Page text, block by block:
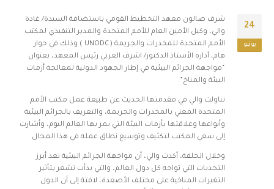
24
يونيو
شرف صالون معهد التخطيط القومي باستضافة السيدة/ غادة
والي، وكيل الأمين العام للأمم المتحدة والمدير التنفيذي لمكتب
الأمم المتحدة للمخدرات والجريمة (UNODC ) وذلك في حوار
هام، أداره الأستاذ الدكتور/ اشرف العربي رئيس المعهد، بعنوان
“مواجهة الجرائم البيئية في إطار الجهود الدولية لمعالجة أزمات
البيئة والمناخ”.
تناولت والي في مقدمتها الحديث عن طبيعة عمل مكتب الأمم
المتحدة المعني بالمخدرات والجريمة، والتعريف بالجرائم البيئية
وأنواعها وعلاقتها بأزمات البيئة التي يمر بها العالم اليوم، وأشارت
إلى سعي المكتب لتكثيف وتوسيع نطاق عمله في هذا المجال.
وخلال الحلقة، أكدت والي، أن مواجهة الجرائم البيئية تعد أبرز
التحديات التي تواجه كل دول العالم، والتي بدأت تشعر بتأثير
التغيرات المناخية على مختلف الأصعدة، لافتة إلى أن الدول